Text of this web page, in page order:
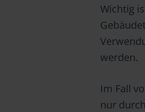
Wichtig
werden.
Im Fall
nur